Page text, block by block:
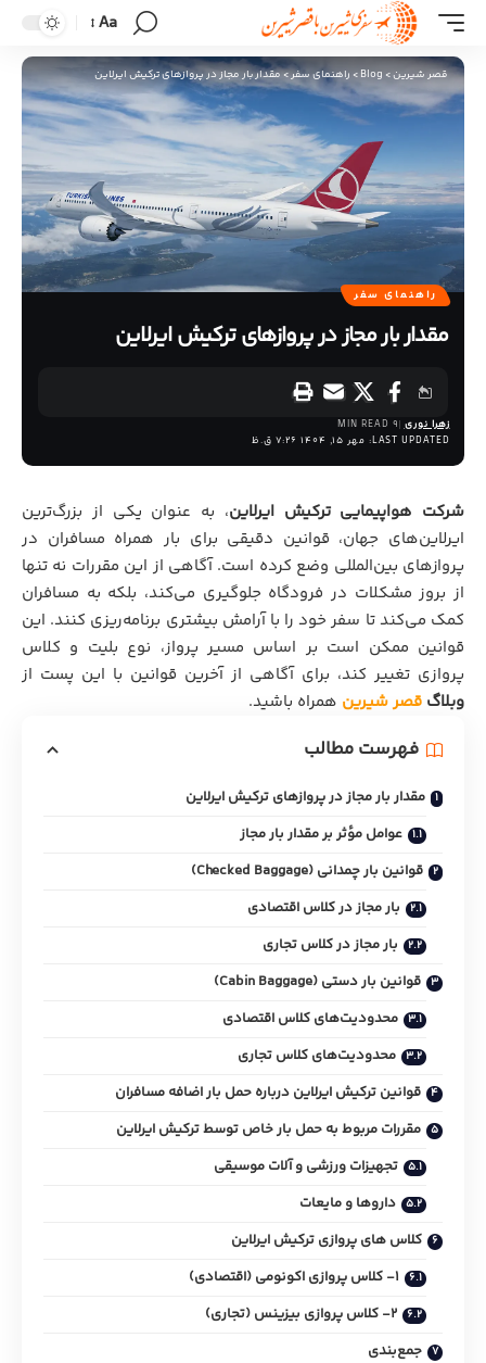
Aa
قصر شیرین>
Blog
>راهنمای سفر>مقدار بار مجاز در پروازهای ترکیش ایرلاین
راهنمای سفر
مقدار بار مجاز در پروازهای ترکیش ایرلاین
LAST UPDATED: مهر 15, 1404 7:26 ق.ظ
زهرا نوری 9 MIN READ
شرکت هواپیمایی ترکیش ایرلاین، به عنوان یکی از بزرگ‌ترین
ایرلاین‌های جهان، قوانین دقیقی برای بار همراه مسافران در
پروازهای بین‌المللی وضع کرده است. آگاهی از این مقررات نه تنها
از بروز مشکلات در فرودگاه جلوگیری می‌کند، بلکه به مسافران
کمک می‌کند تا سفر خود را با آرامش بیشتری برنامه‌ریزی کنند. این
قوانین ممکن است بر اساس مسیر پرواز، نوع بلیت و کلاس
پروازی تغییر کند، برای آگاهی از آخرین قوانین با این پست از
وبلاگ قصر شیرین همراه باشید.
فهرست مطالب
مقدار بار مجاز در پروازهای ترکیش ایرلاین
عوامل مؤثر بر مقدار بار مجاز
قوانین بار چمدانی (Checked Baggage)
بار مجاز در کلاس اقتصادی
بار مجاز در کلاس تجاری
قوانین بار دستی (Cabin Baggage)
محدودیت‌های کلاس اقتصادی
محدودیت‌های کلاس تجاری
قوانین ترکیش ایرلاین درباره حمل بار اضافه مسافران
مقررات مربوط به حمل بار خاص توسط ترکیش ایرلاین
تجهیزات ورزشی و آلات موسیقی
داروها و مایعات
کلاس های پروازی ترکیش ایرلاین
1- کلاس پروازی اکونومی (اقتصادی)
2- کلاس پروازی بیزینس (تجاری)
جمع‌بندی